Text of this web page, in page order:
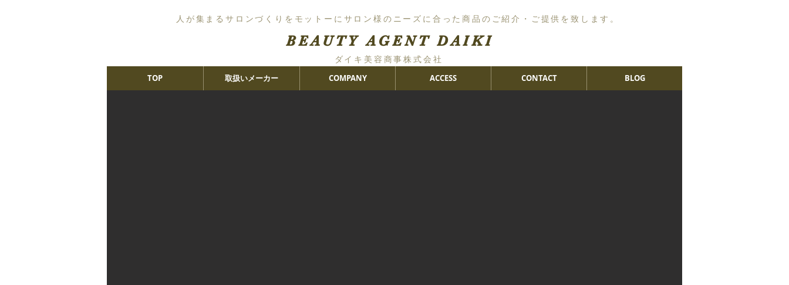
人が集まるサロンづくりをモットーにサロン様のニーズに合った商品のご紹介・ご提供を致します。
BEAUTY AGENT DAIKI
TOP 取扱いメーカー COMPANY ACCESS CONTACT BLOG
ダイキ美容商事株式会社